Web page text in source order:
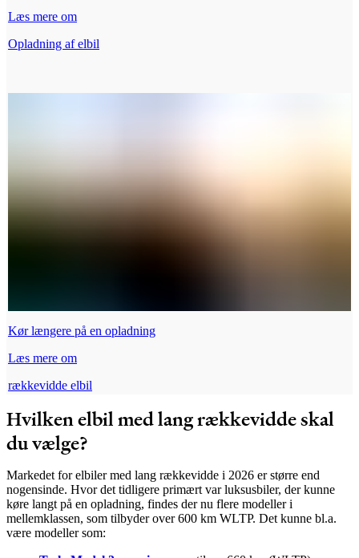
Læs mere om
Opladning af elbil
Kør længere på en opladning
Læs mere om
rækkevidde elbil
Hvilken elbil med lang rækkevidde skal
du vælge?
Markedet for elbiler med lang rækkevidde i 2026 er større end
nogensinde. Hvor det tidligere primært var luksusbiler, der kunne
køre langt på en opladning, findes der nu flere modeller i
mellemklassen, som tilbyder over 600 km WLTP. Det kunne bl.a.
være modeller som: